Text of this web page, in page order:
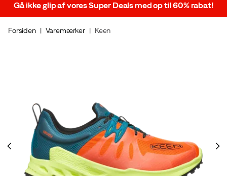
Gå ikke glip af vores Super Deals med op til 60% rabat!
Forsiden Varemærker Keen